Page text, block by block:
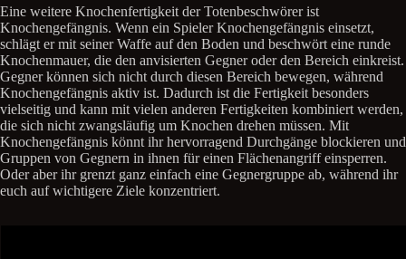
Eine weitere Knochenfertigkeit der Totenbeschwörer ist
Knochengefängnis. Wenn ein Spieler Knochengefängnis einsetzt,
schlägt er mit seiner Waffe auf den Boden und beschwört eine runde
Knochenmauer, die den anvisierten Gegner oder den Bereich einkreist.
Gegner können sich nicht durch diesen Bereich bewegen, während
Knochengefängnis aktiv ist. Dadurch ist die Fertigkeit besonders
vielseitig und kann mit vielen anderen Fertigkeiten kombiniert werden,
die sich nicht zwangsläufig um Knochen drehen müssen. Mit
Knochengefängnis könnt ihr hervorragend Durchgänge blockieren und
Gruppen von Gegnern in ihnen für einen Flächenangriff einsperren.
Oder aber ihr grenzt ganz einfach eine Gegnergruppe ab, während ihr
euch auf wichtigere Ziele konzentriert.